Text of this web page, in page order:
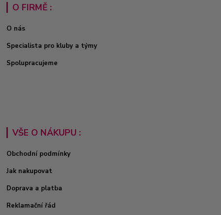
O FIRMĚ :
O nás
Specialista pro kluby a týmy
Spolupracujeme
VŠE O NÁKUPU :
Obchodní podmínky
Jak nakupovat
Doprava a platba
Reklamační řád